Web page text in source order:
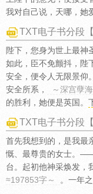
我对自己说，天哪，她
TXT电子书分段
陛下，您身为世上最神
如此，臣不免颤抖，陛
安全，便令人无限景仰
安全所系，
～深宫孽
的胜利，她便是英国。
TXT电子书分段
首先我想到的，是我最
慨、最尊贵的女士。
台。起初他神采焕发，
≈197853字～
。一年